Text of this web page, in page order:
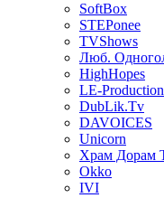
SoftBox
STEPonee
TVShows
Люб.
HighHopes
LE-Production
DubLik.Tv
DAVOICES
Unicorn
Храм Дорам
Okko
IVI